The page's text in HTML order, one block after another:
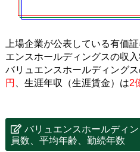
上場企業が公表している有価
エンスホールディングスの収入
バリュエンスホールディング
円
、生涯年収（生涯賃金）は2
バリュエンスホールディ
員数、平均年齢、勤続年数